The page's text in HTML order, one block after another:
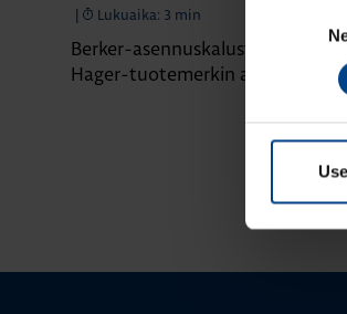
|
Lukuaika: 3 min
Berker-asennuskalusteet
Hager-tuotemerkin alle